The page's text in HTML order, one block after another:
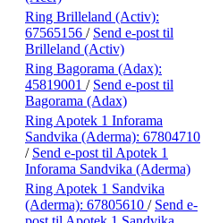
Ring Brilleland (Activ):
67565156 / Send e-post til
Brilleland (Activ)
Ring Bagorama (Adax):
45819001 / Send e-post til
Bagorama (Adax)
Ring Apotek 1 Inforama
Sandvika (Aderma): 67804710
/ Send e-post til Apotek 1
Inforama Sandvika (Aderma)
Ring Apotek 1 Sandvika
(Aderma): 67805610 / Send e-